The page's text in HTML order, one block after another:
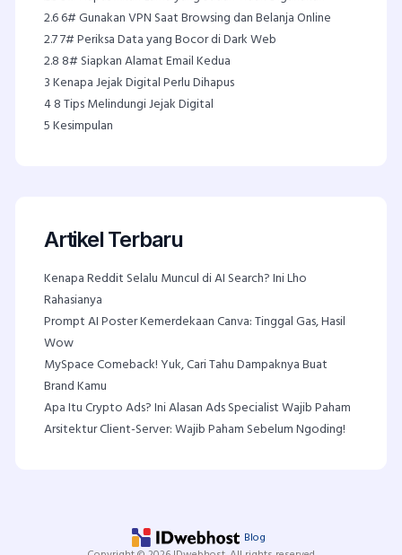
2.66# Gunakan VPN Saat Browsing dan Belanja Online
2.77# Periksa Data yang Bocor di Dark Web
2.8 8# Siapkan Alamat Email Kedua
3Kenapa Jejak Digital Perlu Dihapus
48 Tips Melindungi Jejak Digital
5Kesimpulan
Artikel Terbaru
Kenapa Reddit Selalu Muncul di AI Search? Ini Lho
Rahasianya
Prompt AI Poster Kemerdekaan Canva: Tinggal Gas, Hasil
Wow
MySpace Comeback! Yuk, Cari Tahu Dampaknya Buat
Brand Kamu
Apa Itu Crypto Ads? Ini Alasan Ads Specialist Wajib Paham
Arsitektur Client-Server: Wajib Paham Sebelum Ngoding!
Blog